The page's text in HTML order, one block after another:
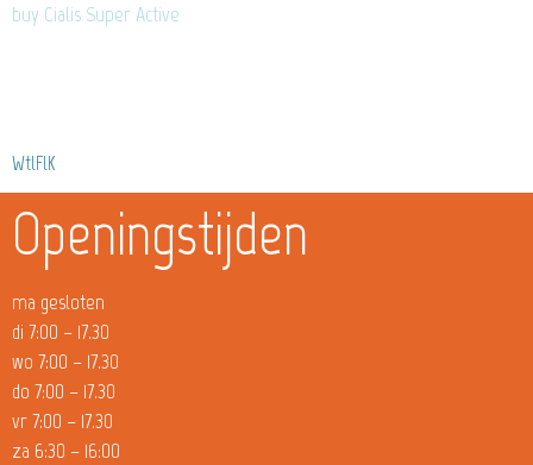
buy Cialis Super Active
WtlFlK
Openingstijden
ma gesloten
di 7:00 – 17.30
wo 7:00 – 17.30
do 7:00 – 17.30
vr 7:00 – 17.30
za 6:30 – 16:00